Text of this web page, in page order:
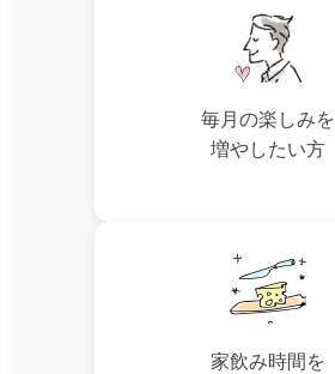
毎月の楽しみを
増やしたい方
家飲み時間を